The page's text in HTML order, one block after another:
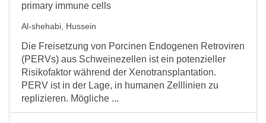
primary immune cells
Al-shehabi, Hussein
Die Freisetzung von Porcinen Endogenen Retroviren
(PERVs) aus Schweinezellen ist ein potenzieller
Risikofaktor während der Xenotransplantation.
PERV ist in der Lage, in humanen Zelllinien zu
replizieren. Mögliche ...